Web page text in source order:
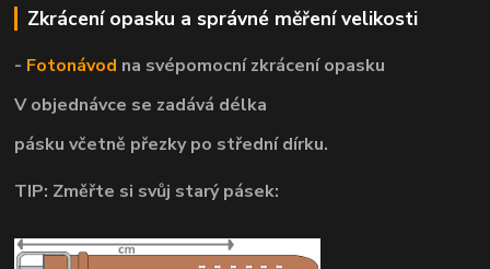
Zkrácení opasku a správné měření velikosti
- Fotonávod na svépomocnízkrácení opasku
V objednávce se zadává délka
pásku včetně přezky po střední dírku.
TIP: Změřte si svůj starý pásek: